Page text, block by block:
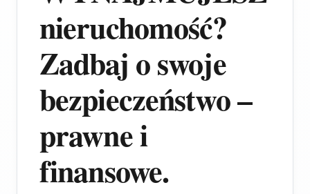
nieruchomość?
Zadbaj o swoje
bezpieczeństwo –
prawne i
finansowe.